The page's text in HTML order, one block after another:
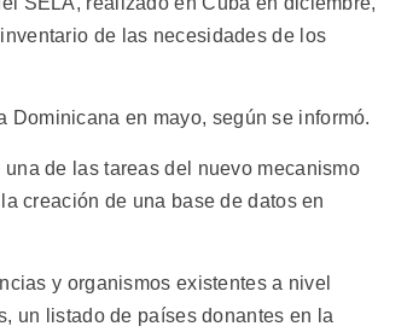
de las necesidades de los
en mayo, según se informó.
de las tareas del nuevo mecanismo
creación de una base de datos en
y organismos existentes a nivel
un listado de países donantes en la